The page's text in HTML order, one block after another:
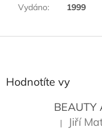
Vydáno: 1999
Z
Hodnotíte vy
BEAUTY
Hodnocení
| Jiří